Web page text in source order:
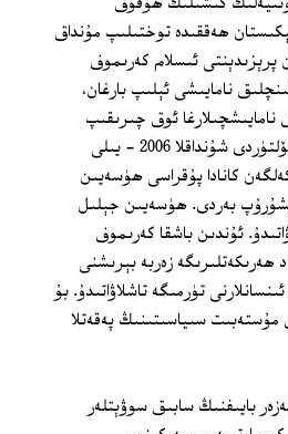
ھەققىدە توختىلىپ مۇنداق
پرېزىدېنتى ئىسلام كەرىموف
نامايىشى ئېلىپ بارغان،
ئوق چىرىقىپ
بىگۇناھ ئىنسانلاردىن 1500 نى ئۆلتۈردى شۇنداقلا 2006 - يىلى
كانادا پۇقراسى ھۈسەيىن
بەردى. ھۈسەيىن جېلىل
ئۇندىن باشقا كەرىموف
ھەرىكەتلىرىگە زەربە بېرىشنى
تۈرمىگە تاشلاۋاتىدۇ. بۇ
سىياسىتىنىڭ پەقەتلا
بايىفنىڭ سابىق سوۋېتلەر